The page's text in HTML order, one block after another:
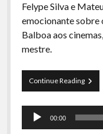
Felype Silva e
emocionante sobre
Balboa aos
mestre.
Continue ReadingCurva
de
–
Tocador
00:00